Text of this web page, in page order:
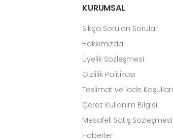
KURUMSAL
Sıkça Sorulan Sorular
Hakkımızda
Üyelik Sözleşmesi
Gizlilik Politikası
Teslimat ve İade Koşulları
Çerez Kullanım Bilgisi
Mesafeli Satış Sözleşmesi
Haberler